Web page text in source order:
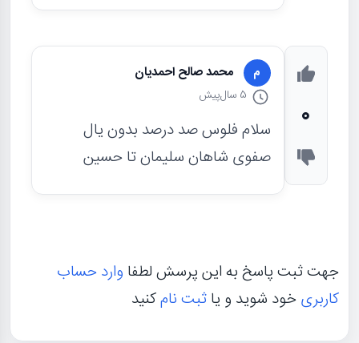
0
م محمد صالح احمدیان
5 سال پیش
سلام فلوس صد درصد بدون یال
صفوی شاهان سلیمان تا حسین
جهت ثبت پاسخ به این پرسش لطفا وارد حساب
کاربریخود شوید و یاثبت نامکنید